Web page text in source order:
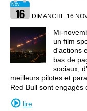
DIMANCHE 16
Mi-
un film
d'actions
bas de
sociaux,
meilleurs pilotes et
Red Bull sont
lire